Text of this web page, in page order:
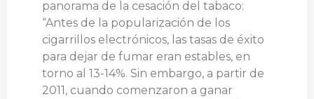
panorama de la cesación del tabaco:
“Antes de la popularización de los
cigarrillos electrónicos, las tasas de éxito
para dejar de fumar eran estables, en
torno al 13-14%. Sin embargo, a partir de
2011, cuando comenzaron a ganar